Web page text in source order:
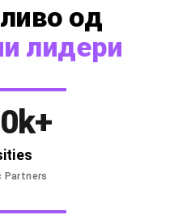
од
лидери
Partners